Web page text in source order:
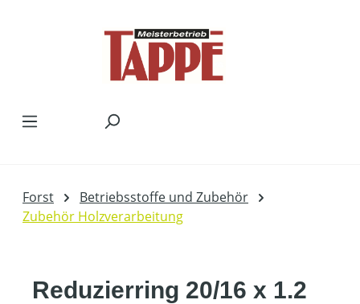
Forst
Betriebsstoffe und Zubehör
Zubehör Holzverarbeitung
Reduzierring 20/16 x 1.2